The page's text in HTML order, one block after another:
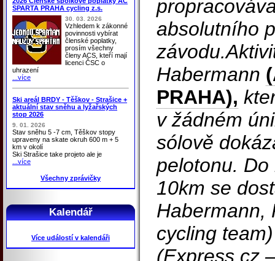
SPARTA PRAHA cycling z.s.
30. 03. 2026
Vzhledem k zákonné
povinnosti vybírat
členské poplatky,
prosím všechny
členy ACS, kteří mají
licenci ČSC o
uhrazení
...více
Ski areál BRDY - Těškov - Strašice +
aktuální stav sněhu a lyžařských
stop 2026
9. 01. 2026
Stav sněhu 5 -7 cm, Těškov stopy
upraveny na skate okruh 600 m + 5
km v okolí
Ski Strašice take projeto ale je
...více
Všechny zprávičky
Kalendář
Více událostí v kalendáři
absolutního
Habermann
PRAHA),
v žádném
sólově
pelotonu.
10km se
Habermann,
cycling
(Express cz